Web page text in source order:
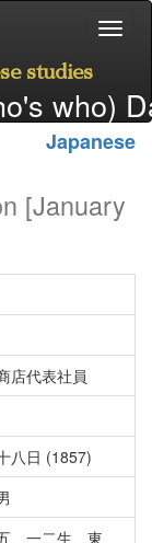
studies
who)
Japanese
[January
店代表社員
八日 (1857)
一二生、東